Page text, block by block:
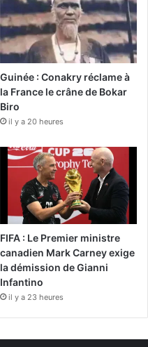
Guinée : Conakry réclame à
la France le crâne de Bokar
Biro
il y a 20 heures
FIFA : Le Premier ministre
canadien Mark Carney exige
la démission de Gianni
Infantino
il y a 23 heures